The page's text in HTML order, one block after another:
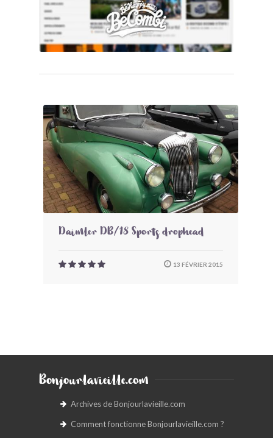
Daimler DB/18 Sports drophead
13 FÉVRIER 2015
Bonjourlavieille.com
Archives de Bonjourlavieille.com
Comment fonctionne Bonjourlavieille.com ?